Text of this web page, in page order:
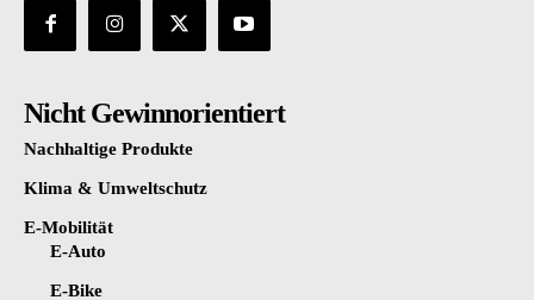
Nicht Gewinnorientiert
Nachhaltige Produkte
Klima & Umweltschutz
E-Mobilität
E-Auto
E-Bike